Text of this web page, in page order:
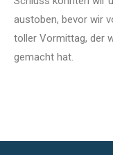
austoben, bevor wir
toller Vormittag, der
gemacht hat.